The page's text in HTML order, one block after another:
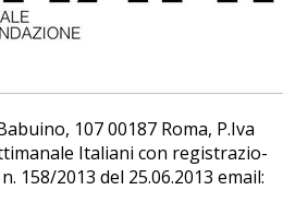
107 00187 Roma, P.Iva
Ita­lia­ni con re­gi­stra­zio­
158/​2013 del 25.06.2013 email: